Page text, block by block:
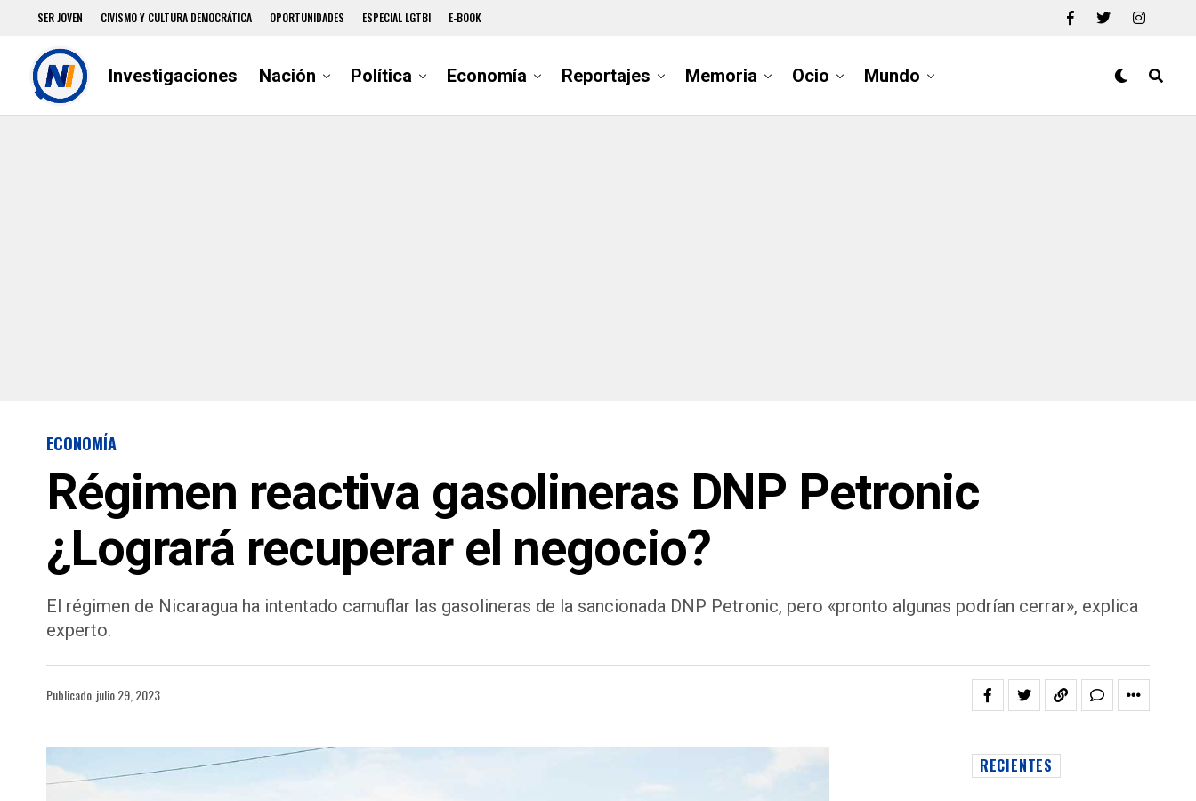
SER JOVEN CIVISMO Y CULTURA DEMOCRÁTICA OPORTUNIDADES ESPECIAL LGTBI E-BOOK
Investigaciones Nación Política Economía Reportajes Memoria Ocio Mundo
ECONOMÍA
Régimen reactiva gasolineras DNP Petronic
¿Logrará recuperar el negocio?
El régimen de Nicaragua ha intentado camuflar las gasolineras de la sancionada DNP Petronic, pero «pronto algunas podrían cerrar», explica
experto.
Publicado julio 29, 2023
RECIENTES